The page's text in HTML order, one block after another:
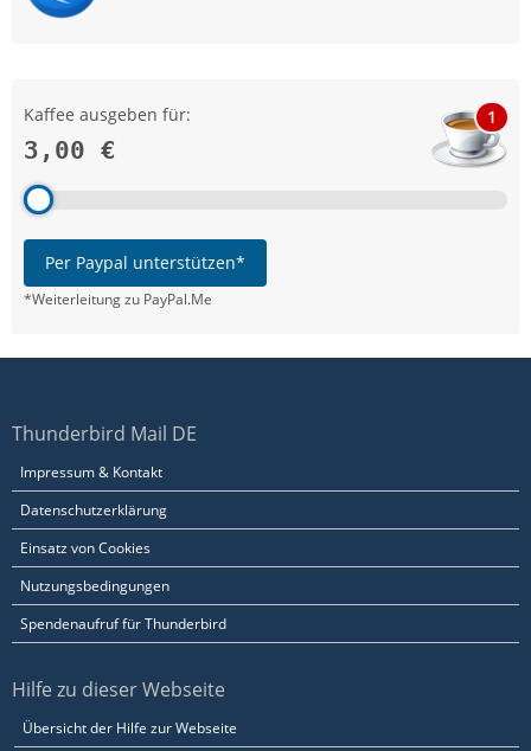
Kaffee ausgeben für:
3,00 €
1
Per Paypal unterstützen*
*Weiterleitung zu PayPal.Me
Thunderbird Mail DE
Impressum & Kontakt
Datenschutzerklärung
Einsatz von Cookies
Nutzungsbedingungen
Spendenaufruf für Thunderbird
Hilfe zu dieser Webseite
Übersicht der Hilfe zur Webseite